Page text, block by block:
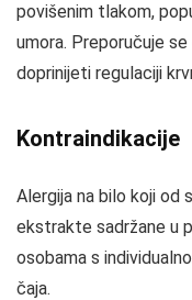
povišenim tlakom,
umora. Preporučuje
doprinijeti regulaciji
Kontraindikacije
Alergija na bilo koji od
ekstrakte sadržane u
osobama s
čaja.